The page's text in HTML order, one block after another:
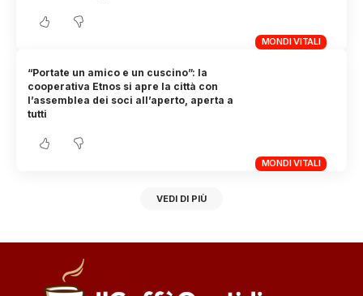
MONDI VITALI
MONDI VITALI
“Portate un amico e un cuscino”: la
cooperativa Etnos si apre la città con
l’assemblea dei soci all’aperto, aperta a
tutti
VEDI DI PIÙ